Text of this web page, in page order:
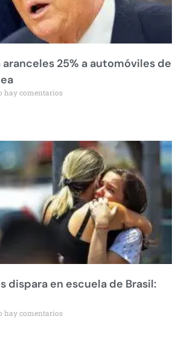
25% a automóviles de
hay comentarios
dispara en escuela de Brasil:
hay comentarios